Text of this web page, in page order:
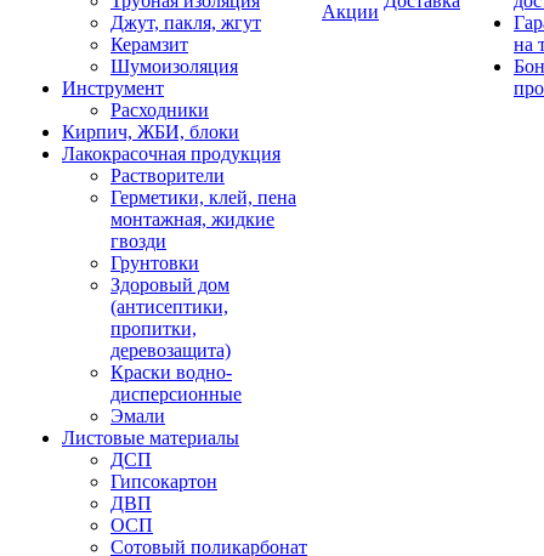
Джут, пакля, жгут
Керамзит
Шумоизоляция
Инструмент
Расходники
Кирпич, ЖБИ, блоки
Лакокрасочная продукция
Растворители
Герметики, клей, пена
монтажная, жидкие
гвозди
Грунтовки
Здоровый дом
(антисептики,
пропитки,
деревозащита)
Краски водно-
дисперсионные
Эмали
Листовые материалы
ДСП
Гипсокартон
ДВП
ОСП
Сотовый поликарбонат
Акции
на